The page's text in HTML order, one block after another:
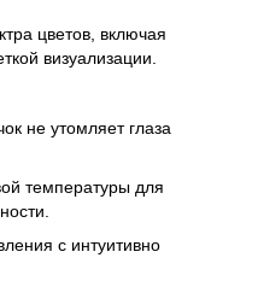
цветов, включая
визуализации.
не утомляет глаза
температуры для
с интуитивно